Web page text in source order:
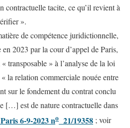
contractuelle tacite, ce qu’il revient à
».
de compétence juridictionnelle,
2023 par la cour d’appel de Paris,
transposable » à l’analyse de la loi
la relation commerciale nouée entre
sur le fondement du contrat conclu
[…] est de nature contractuelle dans
6-9-2023 no 21/19358 ; voir